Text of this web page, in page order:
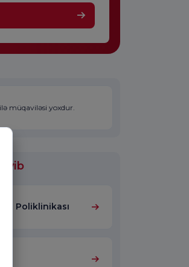
müqaviləsi yoxdur.
Poliklinikası